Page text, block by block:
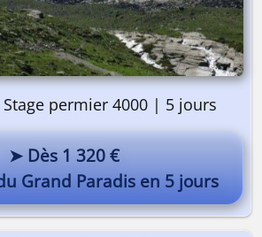
permier 4000 | 5 jours
➤ Dès 1 320 €
Grand Paradis en 5 jours